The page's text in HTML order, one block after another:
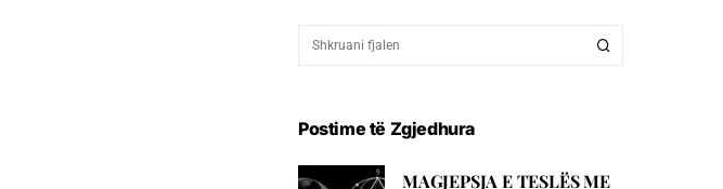
Postime të Zgjedhura
MAGJEPSJA E TESLËS ME